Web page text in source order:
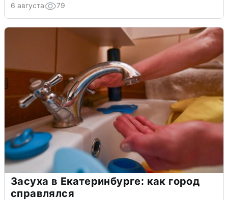
6 августа 79
Засуха в Екатеринбурге: как город
справлялся